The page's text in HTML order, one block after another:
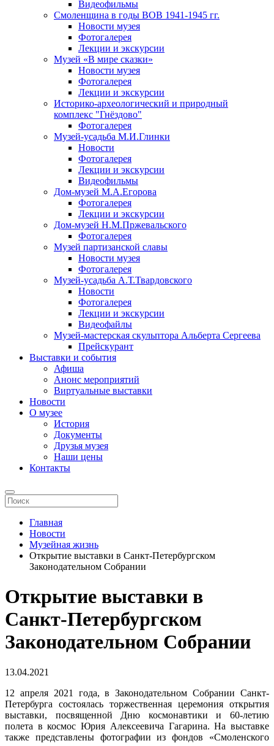
Видеофильмы
Смоленщина в годы ВОВ 1941-1945 гг.
Новости музея
Фотогалерея
Лекции и экскурсии
Музей «В мире сказки»
Новости музея
Фотогалерея
Лекции и экскурсии
Историко-археологический и природный
комплекс "Гнёздово"
Фотогалерея
Музей-усадьба М.И.Глинки
Новости
Фотогалерея
Лекции и экскурсии
Видеофильмы
Дом-музей М.А.Егорова
Фотогалерея
Лекции и экскурсии
Дом-музей Н.М.Пржевальского
Фотогалерея
Музей партизанской славы
Новости музея
Фотогалерея
Музей-усадьба А.Т.Твардовского
Новости
Фотогалерея
Лекции и экскурсии
Видеофайлы
Музей-мастерская скульптора Альберта Сергеева
Прейскурант
Выставки и события
Афиша
Анонс мероприятий
Виртуальные выставки
Новости
О музее
История
Документы
Друзья музея
Наши цены
Контакты
Главная
Новости
Музейная жизнь
Открытие выставки в Санкт-Петербургском
Законодательном Собрании
Открытие выставки в
Санкт-Петербургском
Законодательном Собрании
13.04.2021
12 апреля 2021 года, в Законодательном Собрании Санкт-
Петербурга состоялась торжественная церемония открытия
выставки, посвященной Дню космонавтики и 60-летию
полета в космос Юрия Алексеевича Гагарина. На выставке
также представлены фотографии из фондов «Смоленского